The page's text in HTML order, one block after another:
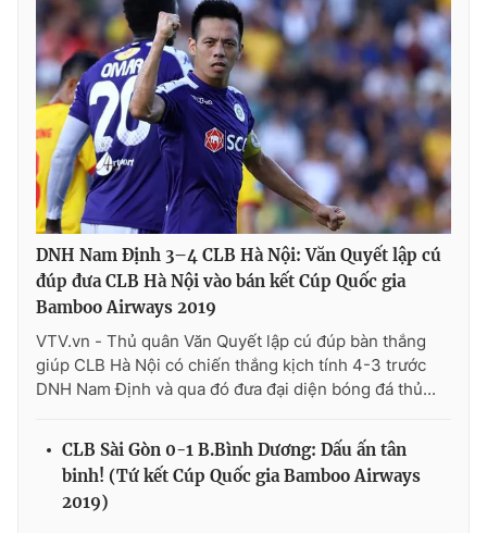
DNH Nam Định 3–4 CLB Hà Nội: Văn Quyết lập cú
đúp đưa CLB Hà Nội vào bán kết Cúp Quốc gia
Bamboo Airways 2019
VTV.vn - Thủ quân Văn Quyết lập cú đúp bàn thắng
giúp CLB Hà Nội có chiến thắng kịch tính 4-3 trước
DNH Nam Định và qua đó đưa đại diện bóng đá thủ...
CLB Sài Gòn 0-1 B.Bình Dương: Dấu ấn tân
binh! (Tứ kết Cúp Quốc gia Bamboo Airways
2019)